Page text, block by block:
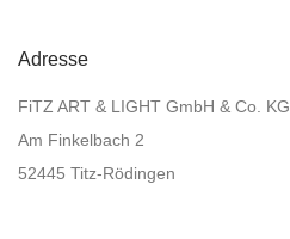
Adresse
FiTZ ART & LIGHT GmbH & Co. KG
Am Finkelbach 2
52445 Titz-Rödingen